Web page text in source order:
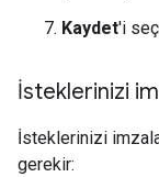
Kaydet'i
İsteklerinizi
İsteklerinizi
gerekir: